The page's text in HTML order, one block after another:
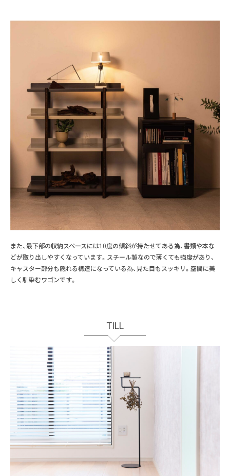
また、最下部の収納スペースには10度の傾斜が持たせてある為、書類や本な
どが取り出しやすくなっています。スチール製なので薄くても強度があり、
キャスター部分も隠れる構造になっている為、見た目もスッキリ。空間に美
しく馴染むワゴンです。
TILL